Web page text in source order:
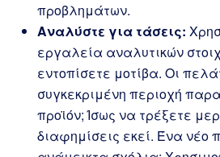
προβλημάτων.
Αναλύστε για τάσεις:
εργαλεία αναλυτικών
εντοπίσετε μοτίβα. Οι
συγκεκριμένη περιοχή
προϊόν; Ίσως να τρέξετε
διαφημίσεις εκεί. Ένα νέο